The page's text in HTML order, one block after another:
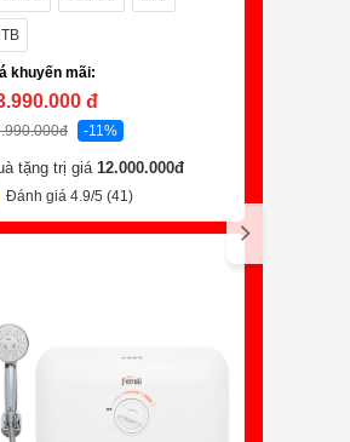
khuyến mãi:
đ
đ -11%
tặng trị giá 12.000.000đ
Đánh giá 4.9/5 (41)